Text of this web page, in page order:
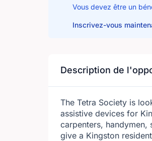
Vous devez être un
Inscrivez-vous
Description de
The Tetra Society is
assistive devices for
carpenters,
give a Kingston